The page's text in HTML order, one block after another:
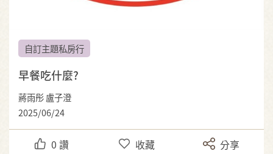
自訂主題私房行
早餐吃什麼?
蔣雨彤 盧子澄
2025/06/24
0 讚 收藏 分享